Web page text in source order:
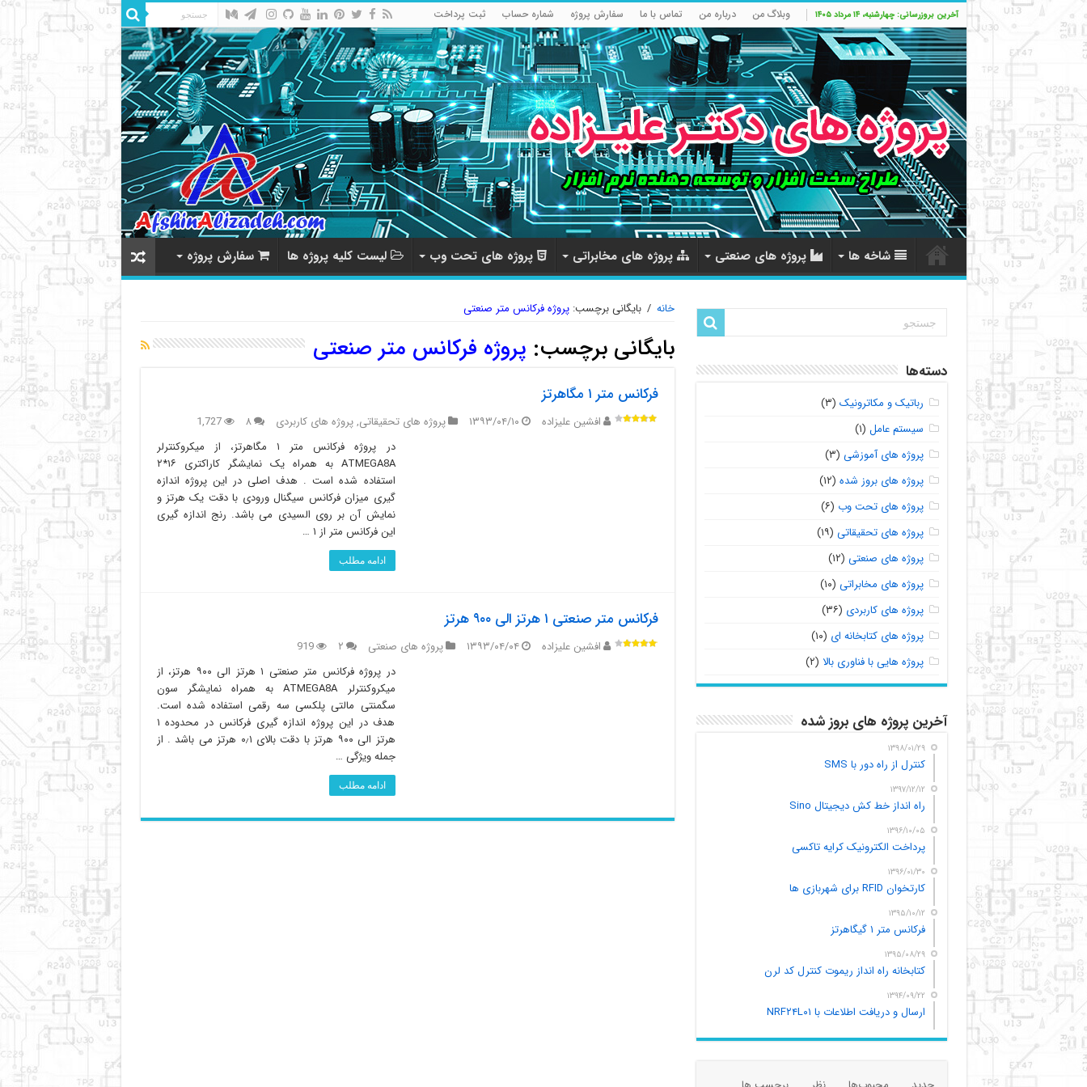
آخرین بروزرسانی: چهارشنبه، ۱۴ مرداد ۱۴۰۵ وبلاگ من درباره من تماس با ما سفارش پروژه شماره حساب ثبت پرداخت
شاخه ها پروژه های صنعتی پروژه های مخابراتی پروژه های تحت وب لیست کلیه پروژه ها سفارش پروژه
خانه / بایگانی برچسب:پروژه فرکانس متر صنعتی
بایگانی برچسب: پروژه فرکانس متر صنعتی
فرکانس متر ۱ مگاهرتز
افشین علیزاده ۱۳۹۳/۰۴/۱۰ پروژه های تحقیقاتی,پروژه های کاربردی ۸
1,727
در پروژه فرکانس متر ۱ مگاهرتز، از میکروکنترلر
ATMEGA8A به همراه یک نمایشگر کاراکتری ۱۶*۲
استفاده شده است . هدف اصلی در این پروژه اندازه
گیری میزان فرکانس سیگنال ورودی با دقت یک هرتز و
نمایش آن بر روی السیدی می باشد. رنج اندازه گیری
این فرکانس متر از ۱ …
ادامه مطلب
فرکانس متر صنعتی ۱ هرتز الی ۹۰۰ هرتز
افشین علیزاده ۱۳۹۳/۰۴/۰۴ پروژه های صنعتی ۲
919
در پروژه فرکانس متر صنعتی ۱ هرتز الی ۹۰۰ هرتز، از
میکروکنترلر ATMEGA8A به همراه نمایشگر سون
سگمنتی مالتی پلکسی سه رقمی استفاده شده است.
هدف در این پروژه اندازه گیری فرکانس در محدوده ۱
هرتز الی ۹۰۰ هرتز با دقت بالای ۰٫۱ هرتز می باشد . از
جمله ویژگی …
ادامه مطلب
دسته‌ها
رباتیک و مکاترونیک (۳)
سیستم عامل (۱)
پروژه های آموزشی (۳)
پروژه های بروز شده (۱۲)
پروژه های تحت وب (۶)
پروژه های تحقیقاتی (۱۹)
پروژه های صنعتی (۱۲)
پروژه های مخابراتی (۱۰)
پروژه های کاربردی (۳۶)
پروژه های کتابخانه ای (۱۰)
پروژه هایی با فناوری بالا (۲)
آخرین پروژه های بروز شده
۱۳۹۸/۰۱/۲۹
کنترل از راه دور با SMS
۱۳۹۷/۱۲/۱۲
راه انداز خط کش دیجیتال Sino
۱۳۹۶/۱۰/۰۵
پرداخت الکترونیک کرایه تاکسی
۱۳۹۶/۰۱/۳۰
کارتخوان RFID برای شهربازی ها
۱۳۹۵/۱۰/۱۲
فرکانس متر ۱ گیگاهرتز
۱۳۹۵/۰۸/۲۹
کتابخانه راه انداز ریموت کنترل کد لرن
۱۳۹۴/۰۹/۲۲
ارسال و دریافت اطلاعات با NRF۲۴L۰۱